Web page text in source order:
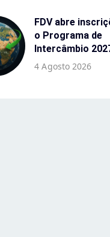
FDV abre
o Programa de
Intercâmbio
4 Agosto 2026